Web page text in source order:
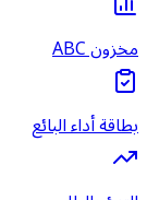
مخزون ABC
بطاقة أداء البائع